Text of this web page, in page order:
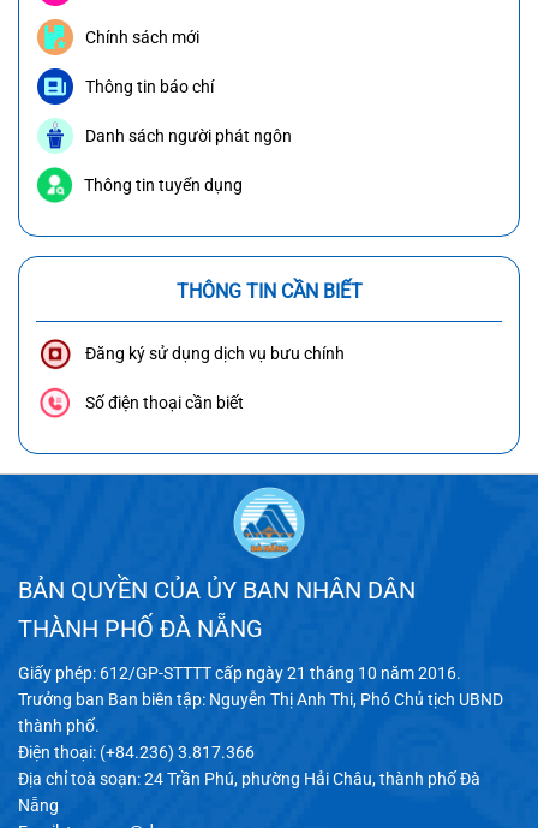
Chính sách mới
Thông tin báo chí
Danh sách người phát ngôn
Thông tin tuyển dụng
THÔNG TIN CẦN BIẾT
Đăng ký sử dụng dịch vụ bưu chính
Số điện thoại cần biết
BẢN QUYỀN CỦA ỦY BAN NHÂN DÂN
THÀNH PHỐ ĐÀ NẴNG
Giấy phép: 612/GP-STTTT cấp ngày 21 tháng 10 năm 2016.
Trưởng ban Ban biên tập: Nguyễn Thị Anh Thi, Phó Chủ tịch UBND
thành phố.
Điện thoại: (+84.236) 3.817.366
Địa chỉ toà soạn: 24 Trần Phú, phường Hải Châu, thành phố Đà
Nẵng